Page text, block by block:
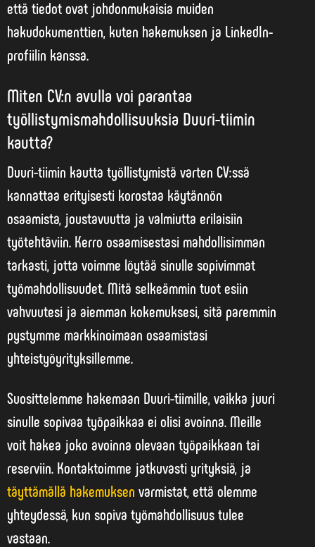
että tiedot ovat johdonmukaisia muiden
hakudokumenttien, kuten hakemuksen ja LinkedIn-
profiilin kanssa.
Miten CV:n avulla voi parantaa
työllistymismahdollisuuksia Duuri-tiimin
kautta?
Duuri-tiimin kautta työllistymistä varten CV:ssä
kannattaa erityisesti korostaa käytännön
osaamista, joustavuutta ja valmiutta erilaisiin
työtehtäviin. Kerro osaamisestasi mahdollisimman
tarkasti , jotta voimme löytää sinulle sopivimmat
työmahdollisuudet. Mitä selkeämmin tuot esiin
vahvuutesi ja aiemman kokemuksesi, sitä paremmin
pystymme markkinoimaan osaamistasi
yhteistyöyrityksillemme.
Suosittelemme hakemaan Duuri-tiimille, vaikka juuri
sinulle sopivaa työpaikkaa ei olisi avoinna. Meille
voit hakea joko avoinna olevaan työpaikkaan tai
reserviin. Kontaktoimme jatkuvasti yrityksiä, ja
täyttämällä hakemuksen varmistat, että olemme
yhteydessä, kun sopiva työmahdollisuus tulee
vastaan.